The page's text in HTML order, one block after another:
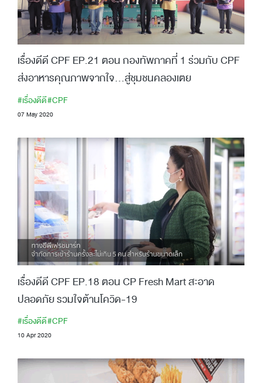
เรื่องดีดี CPF EP.21 ตอน กองทัพภาคที่ 1 ร่วมกับ CPF
ส่งอาหารคุณภาพจากใจ...สู่ชุมชนคลองเตย
#เรื่องดีดี#CPF
07 May 2020
เรื่องดีดี CPF EP.18 ตอน CP Fresh Mart สะอาด
ปลอดภัย รวมใจต้านโควิด-19
#เรื่องดีดี#CPF
10 Apr 2020